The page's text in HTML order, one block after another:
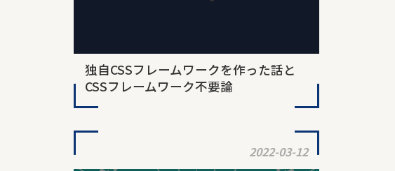
独自CSSフレームワークを作った話と
CSSフレームワーク不要論
2022-03-12